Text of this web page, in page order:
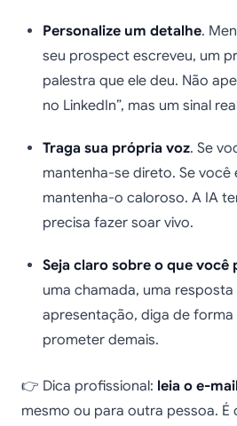
Personalize um detalhe.
seu prospect escreveu, um
palestra que ele deu. Não
no LinkedIn”, mas um sinal
Traga sua própria voz. Se
mantenha-se direto. Se você
mantenha-o caloroso. A IA
precisa fazer soar vivo.
Seja claro sobre o que você
uma chamada, uma resposta
apresentação, diga de forma
prometer demais.
👉 Dica profissional: leia o e-
mesmo ou para outra pessoa.